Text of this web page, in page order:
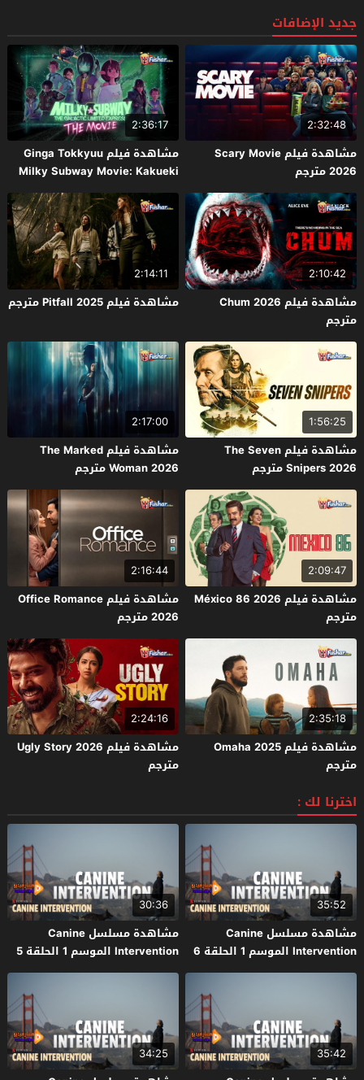
جديد الإضافات
2:32:48
مشاهدة فيلم Scary Movie
2026 مترجم
2:36:17
مشاهدة فيلم Ginga Tokkyuu
Milky Subway Movie: Kakueki
Teisha Gekijou Yuki 2026 مترجم
2:10:42
مشاهدة فيلم Chum 2026
مترجم
2:14:11
مشاهدة فيلم Pitfall 2025 مترجم
1:56:25
مشاهدة فيلم The Seven
Snipers 2026 مترجم
2:17:00
مشاهدة فيلم The Marked
Woman 2026 مترجم
2:09:47
مشاهدة فيلم México 86 2026
مترجم
2:16:44
مشاهدة فيلم Office Romance
2026 مترجم
2:35:18
مشاهدة فيلم Omaha 2025
مترجم
2:24:16
مشاهدة فيلم Ugly Story 2026
مترجم
اخترنا لك :
35:52
مشاهدة مسلسل Canine
Intervention الموسم 1 الحلقة 6
والاخيرة مترجم
30:36
مشاهدة مسلسل Canine
Intervention الموسم 1 الحلقة 5
مترجم
35:42
34:25